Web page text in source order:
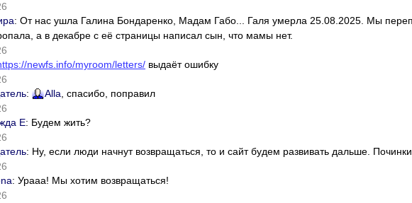
: От нас ушла Галина Бондаренко, Мадам Габо... Галя умерла 25.08.2025. Мы
а в декабре с её страницы написал сын, что мамы нет.
newfs.info/myroom/letters/ выдаёт ошибку
: Alla , спасибо, поправил
Е: Будем жить?
: Ну, если люди начнут возвращаться, то и сайт будем развивать дальше.
: Урааа! Мы хотим возвращаться!